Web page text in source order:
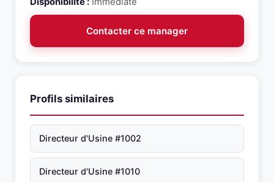
Contacter ce manager
Profils similaires
Directeur d'Usine #1002
Directeur d'Usine #1010